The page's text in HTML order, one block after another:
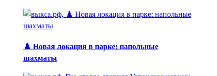
♟️ Новая локация в парке: напольные
шахматы